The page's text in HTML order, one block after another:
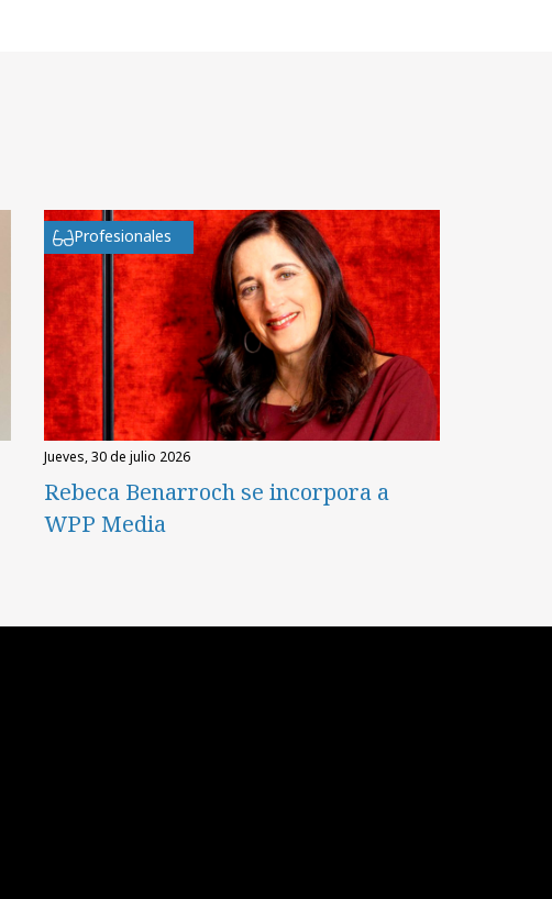
Profesionales
jueves, 30 de julio 2026
Rebeca Benarroch se incorpora a
WPP Media